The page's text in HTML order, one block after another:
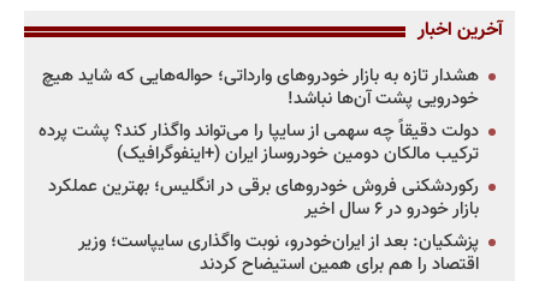
آخرین اخبار
هشدار تازه به بازار خودروهای وارداتی؛ حواله‌هایی که شاید هیچ
خودرویی پشت آن‌ها نباشد!
دولت دقیقاً چه سهمی از سایپا را می‌تواند واگذار کند؟ پشت پرده
ترکیب مالکان دومین خودروساز ایران (+اینفوگرافیک)
رکوردشکنی فروش خودروهای برقی در انگلیس؛ بهترین عملکرد
بازار خودرو در ۶ سال اخیر
پزشکیان: بعد از ایران‌خودرو، نوبت واگذاری سایپاست؛ وزیر
اقتصاد را هم برای همین استیضاح کردند